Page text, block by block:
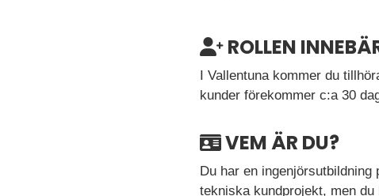
ROLLEN
I Vallentuna kommer du
kunder förekommer c:a 30
VEM ÄR DU?
Du har en
tekniska kundprojekt, men